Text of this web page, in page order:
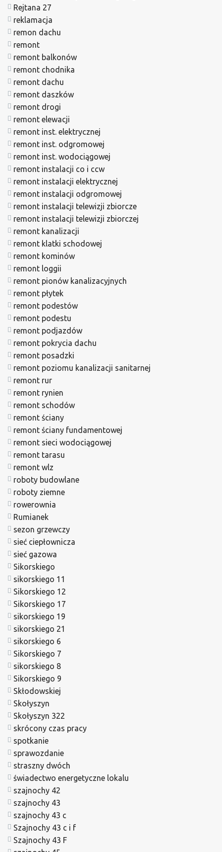
Rejtana 27
reklamacja
remon dachu
remont
remont balkonów
remont chodnika
remont dachu
remont daszków
remont drogi
remont elewacji
remont inst. elektrycznej
remont inst. odgromowej
remont inst. wodociągowej
remont instalacji co i ccw
remont instalacji elektrycznej
remont instalacji odgromowej
remont instalacji telewizji zbiorcze
remont instalacji telewizji zbiorczej
remont kanalizacji
remont klatki schodowej
remont kominów
remont loggii
remont pionów kanalizacyjnych
remont płytek
remont podestów
remont podestu
remont podjazdów
remont pokrycia dachu
remont posadzki
remont poziomu kanalizacji sanitarnej
remont rur
remont rynien
remont schodów
remont ściany
remont ściany fundamentowej
remont sieci wodociągowej
remont tarasu
remont wlz
roboty budowlane
roboty ziemne
rowerownia
Rumianek
sezon grzewczy
sieć ciepłownicza
sieć gazowa
Sikorskiego
sikorskiego 11
Sikorskiego 12
Sikorskiego 17
sikorskiego 19
sikorskiego 21
sikorskiego 6
Sikorskiego 7
sikorskiego 8
Sikorskiego 9
Skłodowskiej
Skołyszyn
Skołyszyn 322
skrócony czas pracy
spotkanie
sprawozdanie
straszny dwóch
świadectwo energetyczne lokalu
szajnochy 42
szajnochy 43
szajnochy 43 c
Szajnochy 43 c i f
Szajnochy 43 F